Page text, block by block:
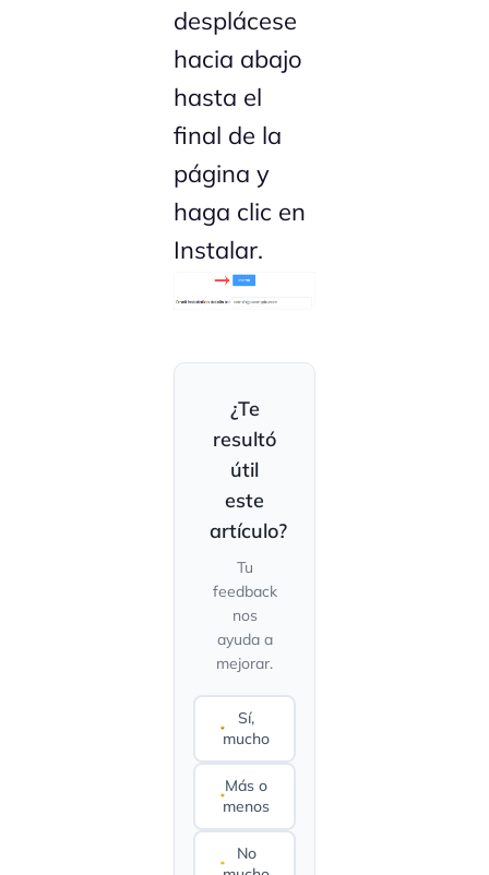
desplácese
hacia abajo
hasta el
final de la
página y
haga clic en
Instalar.
¿Te
resultó
útil
este
artículo?
Tu
feedback
nos
ayuda a
mejorar.
Sí,
mucho
Más o
menos
No